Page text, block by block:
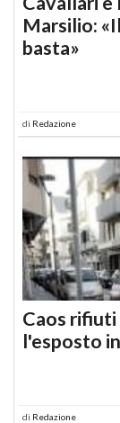
Marsilio:
basta»
di Redazione
Caos
l'esposto
di Redazione